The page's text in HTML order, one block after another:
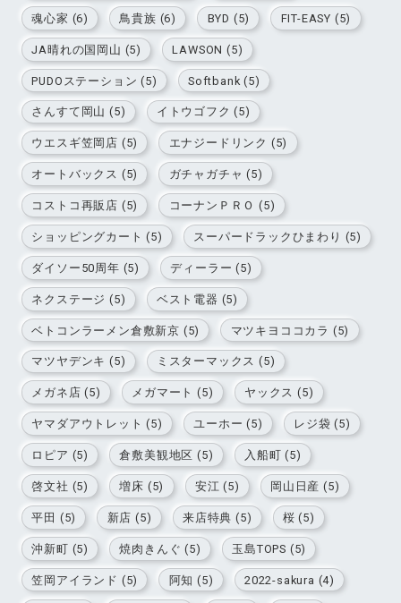
魂心家 (6) 鳥貴族 (6) BYD (5) FIT-EASY (5)
JA晴れの国岡山 (5) LAWSON (5)
PUDOステーション (5) Softbank (5)
さんすて岡山 (5) イトウゴフク (5)
ウエスギ笠岡店 (5) エナジードリンク (5)
オートバックス (5) ガチャガチャ (5)
コストコ再販店 (5) コーナンＰＲＯ (5)
ショッピングカート (5) スーパードラックひまわり (5)
ダイソー50周年 (5) ディーラー (5)
ネクステージ (5) ベスト電器 (5)
ベトコンラーメン倉敷新京 (5) マツキヨココカラ (5)
マツヤデンキ (5) ミスターマックス (5)
メガネ店 (5) メガマート (5) ヤックス (5)
ヤマダアウトレット (5) ユーホー (5) レジ袋 (5)
ロピア (5) 倉敷美観地区 (5) 入船町 (5)
啓文社 (5) 増床 (5) 安江 (5) 岡山日産 (5)
平田 (5) 新店 (5) 来店特典 (5) 桜 (5)
沖新町 (5) 焼肉きんぐ (5) 玉島TOPS (5)
笠岡アイランド (5) 阿知 (5) 2022-sakura (4)